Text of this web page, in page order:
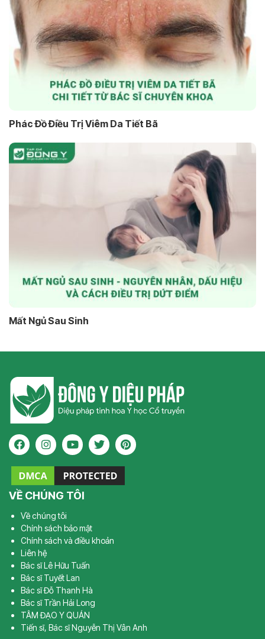
Phác Đồ Điều Trị Viêm Da Tiết Bã
Mất Ngủ Sau Sinh
VỀ CHÚNG TÔI
Về chúng tôi
Chính sách bảo mật
Chính sách và điều khoản
Liên hệ
Bác sĩ Lê Hữu Tuấn
Bác sĩ Tuyết Lan
Bác sĩ Đỗ Thanh Hà
Bác sĩ Trần Hải Long
TÂM ĐẠO Y QUÁN
Tiến sĩ, Bác sĩ Nguyễn Thị Vân Anh